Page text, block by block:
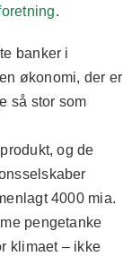
.
banker i
økonomi, der er
så stor som
og de
4000 mia.
pengetanke
klimaet – ikke